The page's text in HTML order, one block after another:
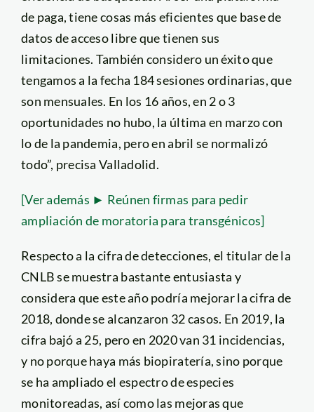
de paga, tiene cosas más eficientes que base de
datos de acceso libre que tienen sus
limitaciones. También considero un éxito que
tengamos a la fecha 184 sesiones ordinarias, que
son mensuales. En los 16 años, en 2 o 3
oportunidades no hubo, la última en marzo con
lo de la pandemia, pero en abril se normalizó
todo”, precisa Valladolid.
[Ver además ► Reúnen firmas para pedir
ampliación de moratoria para transgénicos]
Respecto a la cifra de detecciones, el titular de la
CNLB se muestra bastante entusiasta y
considera que este año podría mejorar la cifra de
2018, donde se alcanzaron 32 casos. En 2019, la
cifra bajó a 25, pero en 2020 van 31 incidencias,
y no porque haya más biopiratería, sino porque
se ha ampliado el espectro de especies
monitoreadas, así como las mejoras que